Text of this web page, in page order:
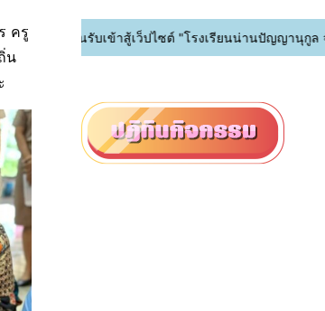
ครู
น
บเข้าสู้เว็ปไซต์ "โรงเรียนน่านปัญญานุกูล จังวหัดน่าน"